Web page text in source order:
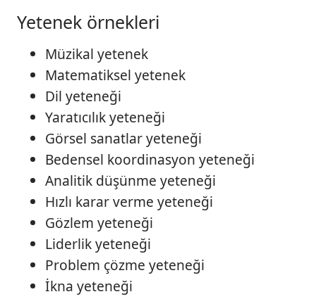
Yetenek örnekleri
Müzikal yetenek
Matematiksel yetenek
Dil yeteneği
Yaratıcılık yeteneği
Görsel sanatlar yeteneği
Bedensel koordinasyon yeteneği
Analitik düşünme yeteneği
Hızlı karar verme yeteneği
Gözlem yeteneği
Liderlik yeteneği
Problem çözme yeteneği
İkna yeteneği